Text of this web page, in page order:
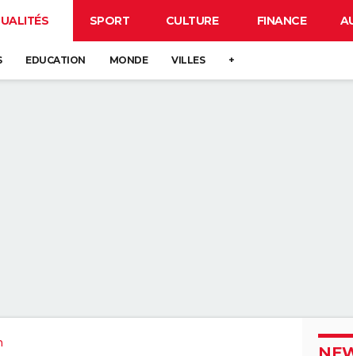
SPORT CULTURE FINANCE
EDUCATION MONDE VILLES +